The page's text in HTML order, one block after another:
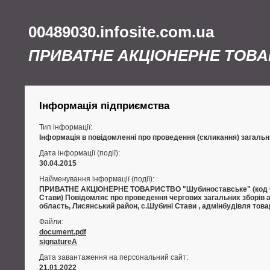
00489030.infosite.com.ua
ПРИВАТНЕ АКЦІОНЕРНЕ
Інформація підприємства
Тип інформації:
Інформація в повідомленні про проведення (скликання)
Дата інформації (події):
30.04.2015
Найменування інформації (події):
ПРИВАТНЕ АКЦІОНЕРНЕ ТОВАРИСТВО "Шубиноставське" (код
Стави) Повідомляє про проведення чергових загальних зборів
область, Лисянський район, с.Шубині Стави , адмінбудівля
Файли:
document.pdf
signatureA
Дата завантаження на персональний сайт:
21.01.2022